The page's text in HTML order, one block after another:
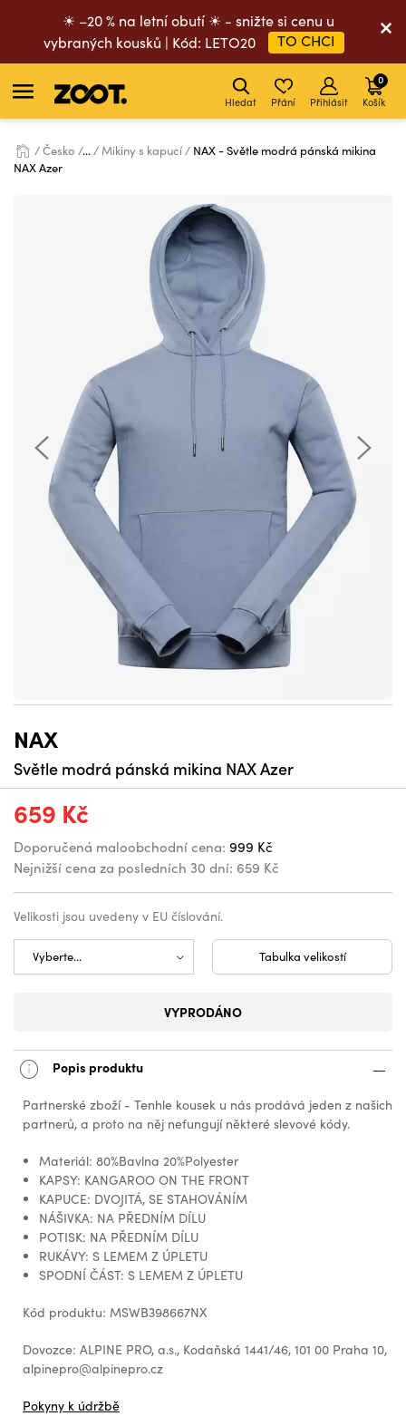
☀ –20 % na letní obutí ☀ - snižte si cenu u
vybraných kousků | Kód: LETO20
TO CHCI
Hledat Přání Přihlásit Košík
0
Česko ... Mikiny s kapucí
NAX - Světle modrá pánská mikina
NAX Azer
NAX
Světle modrá pánská mikina NAX Azer
659 Kč
Doporučená maloobchodní cena: 999 Kč
Nejnižší cena za posledních 30 dní: 659 Kč
Velikosti jsou uvedeny v EU číslování.
Tabulka velikostí
VYPRODÁNO
Popis produktu
Partnerské zboží - Tenhle kousek u nás prodává jeden z našich
partnerů, a proto na něj nefungují některé slevové kódy.
Materiál: 80%Bavlna 20%Polyester
KAPSY: KANGAROO ON THE FRONT
KAPUCE: DVOJITÁ, SE STAHOVÁNÍM
NÁŠIVKA: NA PŘEDNÍM DÍLU
POTISK: NA PŘEDNÍM DÍLU
RUKÁVY: S LEMEM Z ÚPLETU
SPODNÍ ČÁST: S LEMEM Z ÚPLETU
Kód produktu: MSWB398667NX
Dovozce: ALPINE PRO, a.s., Kodaňská 1441/46, 101 00 Praha 10,
alpinepro@alpinepro.cz
Pokyny k údržbě